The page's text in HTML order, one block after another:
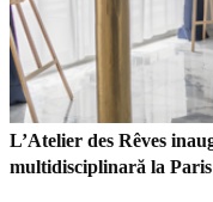
L’Atelier des Rêves
multidisciplinară la Paris